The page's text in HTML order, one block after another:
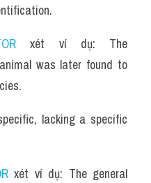
xét ví dụ: The
was later found to
lacking a specific
xét ví dụ: The general